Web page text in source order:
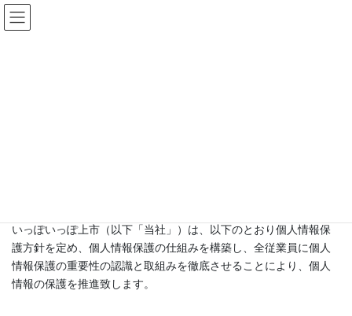
コ
ン
ナ
ビ
いっぽいっぽ上市（以下「当社」）は、以下のとおり個人情報保
護方針を定め、個人情報保護の仕組みを構築し、全従業員に個人
情報保護の重要性の認識と取組みを徹底させることにより、個人
情報の保護を推進致します。